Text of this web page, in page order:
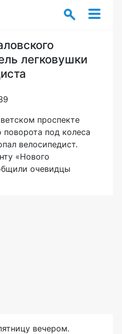
легковушки
проспекте
поворота под колеса
велосипедист.
«Нового
очевидцы
вечером.